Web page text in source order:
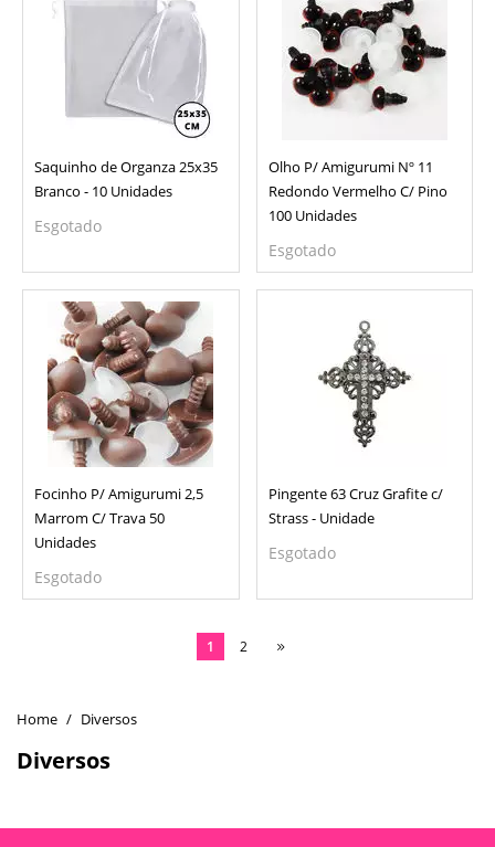
Diversos
Diversos
Saquinho de Organza 25x35
Branco - 10 Unidades
Esgotado
Olho P/ Amigurumi Nº 11
Redondo Vermelho C/ Pino
100 Unidades
Esgotado
Focinho P/ Amigurumi 2,5
Marrom C/ Trava 50
Unidades
Esgotado
Pingente 63 Cruz Grafite c/
Strass - Unidade
Esgotado
1 2